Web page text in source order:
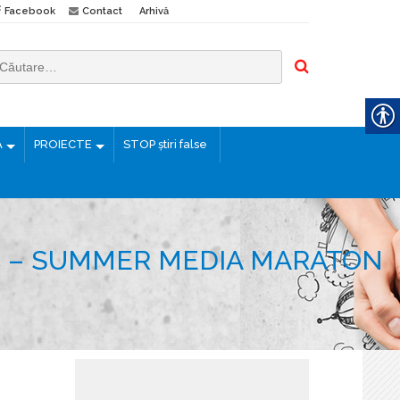
Facebook Contact Arhivă
PROIECTE STOP știri false
SUMMER MEDIA MARATON